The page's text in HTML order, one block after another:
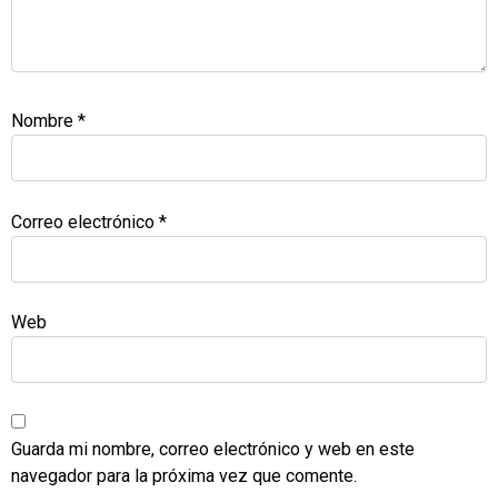
Nombre *
Correo electrónico *
Web
Guarda mi nombre, correo electrónico y web en este
navegador para la próxima vez que comente.